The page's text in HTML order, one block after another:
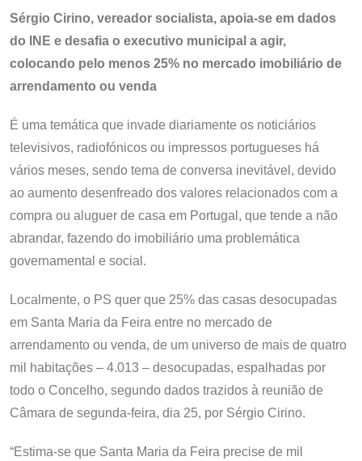
Sérgio Cirino, vereador socialista, apoia-se em dados
do INE e desafia o executivo municipal a agir,
colocando pelo menos 25% no mercado imobiliário de
arrendamento ou venda
É uma temática que invade diariamente os noticiários
televisivos, radiofónicos ou impressos portugueses há
vários meses, sendo tema de conversa inevitável, devido
ao aumento desenfreado dos valores relacionados com a
compra ou aluguer de casa em Portugal, que tende a não
abrandar, fazendo do imobiliário uma problemática
governamental e social.
Localmente, o PS quer que 25% das casas desocupadas
em Santa Maria da Feira entre no mercado de
arrendamento ou venda, de um universo de mais de quatro
mil habitações – 4.013 – desocupadas, espalhadas por
todo o Concelho, segundo dados trazidos à reunião de
Câmara de segunda-feira, dia 25, por Sérgio Cirino.
“Estima-se que Santa Maria da Feira precise de mil